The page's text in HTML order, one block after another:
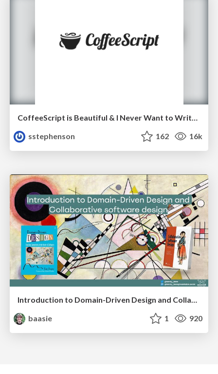
CoffeeScript is Beautiful & I Never Want to Write Plain JavaScript Again
sstephenson
162 16k
baasie
1 920